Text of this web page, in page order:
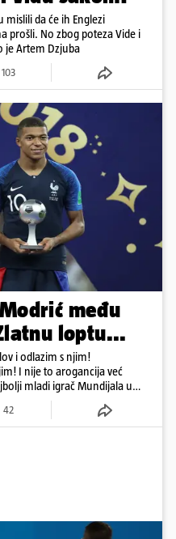
mislili da će ih Englezi
prošli. No zbog poteza Vide i
je Artem Dzjuba
103
među
loptu...
i odlazim s njim!
I nije to arogancija već
mladi igrač Mundijala u
42